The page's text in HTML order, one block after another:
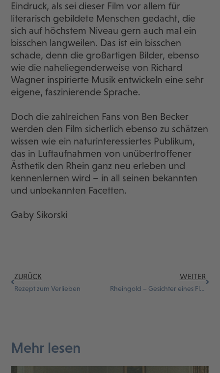
Eindruck, als sei dieser Film vor allem für
literarisch gebildete Menschen gedacht, die
sich auf höchstem Niveau gern auch mal ein
bisschen langweilen. Das ist ein bisschen
schade, denn die großartigen Bilder, ebenso
wie die naheliegenderweise von Richard
Wagner inspirierte Musik entwickeln eine sehr
eigene, faszinierende Sprache.
Doch die zahlreichen Fans von Ben Becker
werden den Film sicherlich ebenso zu schätzen
wissen wie ein naturinteressiertes Publikum,
das in Luftaufnahmen von unübertroffener
Ästhetik den Rhein ganz neu erleben und
kennenlernen wird – in all seinen bekannten
und unbekannten Facetten.
Gaby Sikorski
ZURÜCK
Rezept zum Verlieben
WEITER
Rheingold – Gesichter eines Flusses
Mehr lesen